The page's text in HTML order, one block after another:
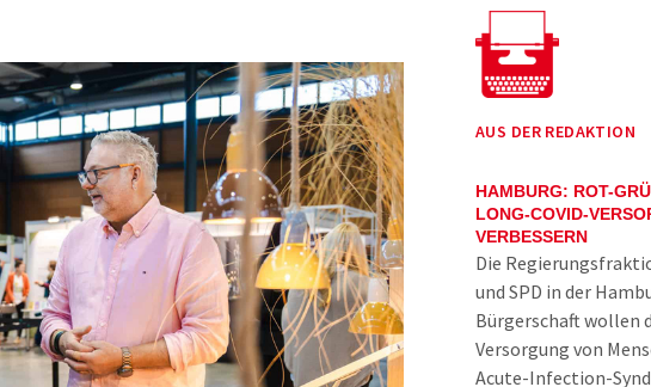
AUS DER REDAKTION
HAMBURG: ROT-
LONG-COVID-
VERBESSERN
Die
und SPD in der
Bürgerschaft wollen
Versorgung von
Acute-Infection-